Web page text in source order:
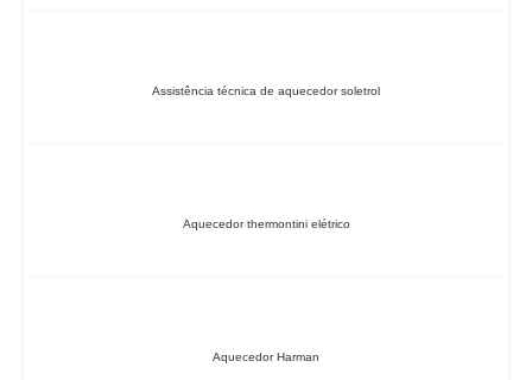
Assistência técnica de aquecedor soletrol
Aquecedor thermontini elétrico
Aquecedor Harman